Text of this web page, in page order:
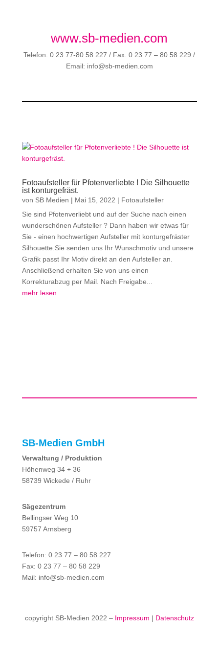
www.sb-medien.com
Telefon: 0 23 77-80 58 227 / Fax: 0 23 77 – 80 58 229 /
Email: info@sb-medien.com
Fotoaufsteller für Pfotenverliebte ! Die Silhouette
ist konturgefräst.
von SB Medien | Mai 15, 2022 | Fotoaufsteller
Sie sind Pfotenverliebt und auf der Suche nach einen
wunderschönen Aufsteller ? Dann haben wir etwas für
Sie - einen hochwertigen Aufsteller mit konturgefräster
Silhouette.Sie senden uns Ihr Wunschmotiv und unsere
Grafik passt Ihr Motiv direkt an den Aufsteller an.
Anschließend erhalten Sie von uns einen
Korrekturabzug per Mail. Nach Freigabe...
mehr lesen
SB-Medien GmbH
Verwaltung / Produktion
Höhenweg 34 + 36
58739 Wickede / Ruhr
Sägezentrum
Bellingser Weg 10
59757 Arnsberg
Telefon: 0 23 77 – 80 58 227
Fax: 0 23 77 – 80 58 229
Mail: info@sb-medien.com
copyright SB-Medien 2022 – Impressum | Datenschutz